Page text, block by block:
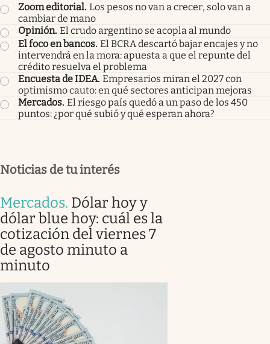
Zoom editorial. Los pesos no van a crecer, solo van a
cambiar de mano
Opinión. El crudo argentino se acopla al mundo
El foco en bancos. El BCRA descartó bajar encajes y no
intervendrá en la mora: apuesta a que el repunte del
crédito resuelva el problema
Encuesta de IDEA. Empresarios miran el 2027 con
optimismo cauto: en qué sectores anticipan mejoras
Mercados. El riesgo país quedó a un paso de los 450
puntos: ¿por qué subió y qué esperan ahora?
Noticias de tu interés
Mercados. Dólar hoy y
dólar blue hoy: cuál es la
cotización del viernes 7
de agosto minuto a
minuto